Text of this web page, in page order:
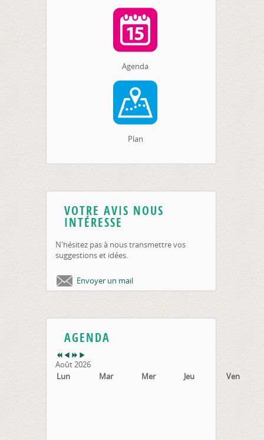
Agenda
Plan
VOTRE AVIS NOUS
INTÉRESSE
N'hésitez pas à nous transmettre vos
suggestions et idées.
Envoyer un mail
AGENDA
Août 2026
Lun
Mar Mer Jeu Ven